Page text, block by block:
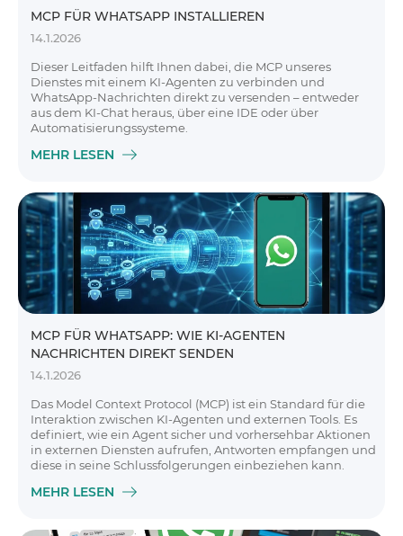
MCP FÜR WHATSAPP INSTALLIEREN
14.1.2026
Dieser Leitfaden hilft Ihnen dabei, die MCP unseres
Dienstes mit einem KI-Agenten zu verbinden und
WhatsApp-Nachrichten direkt zu versenden – entweder
aus dem KI-Chat heraus, über eine IDE oder über
Automatisierungssysteme.
MEHR LESEN
MCP FÜR WHATSAPP: WIE KI-AGENTEN
NACHRICHTEN DIREKT SENDEN
14.1.2026
Das Model Context Protocol (MCP) ist ein Standard für die
Interaktion zwischen KI-Agenten und externen Tools. Es
definiert, wie ein Agent sicher und vorhersehbar Aktionen
in externen Diensten aufrufen, Antworten empfangen und
diese in seine Schlussfolgerungen einbeziehen kann.
MEHR LESEN